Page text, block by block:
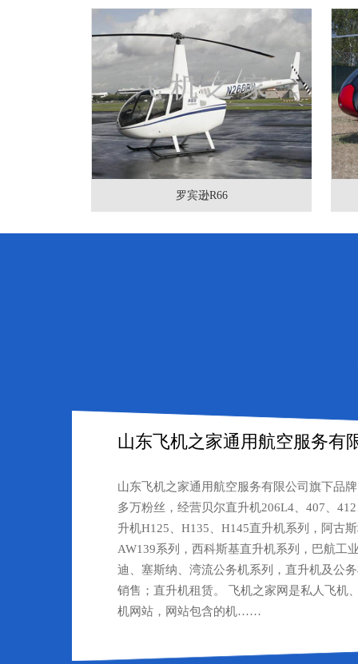
罗宾逊R66
山东飞机之家通用航空服务有
山东飞机之家通用航空服务有限公司旗下品
多万粉丝，经营贝尔直升机206L4、407、
升机H125、H135、H145直升机系列，阿古
AW139系列，西科斯基直升机系列，巴航工
迪、塞斯纳、湾流公务机系列，直升机及公
销售；直升机租赁。 飞机之家网是私人飞机
机网站，网站包含的机……